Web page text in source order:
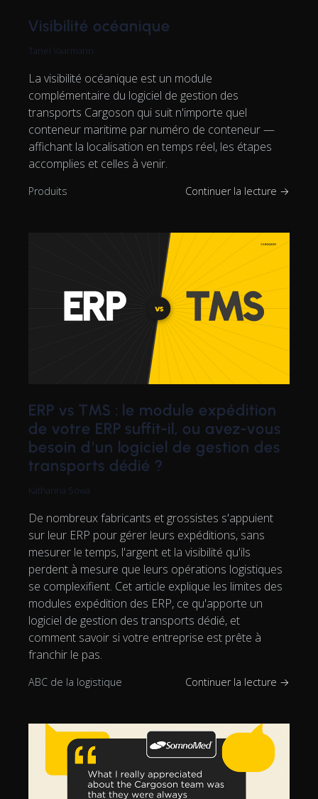
Visibilité océanique
Tanel Vaarmann
La visibilité océanique est un module
complémentaire du logiciel de gestion des
transports Cargoson qui suit n'importe quel
conteneur maritime par numéro de conteneur —
affichant la localisation en temps réel, les étapes
accomplies et celles à venir.
Produits Continuer la lecture →
ERP vs TMS : le module expédition
de votre ERP suffit-il, ou avez-vous
besoin d'un logiciel de gestion des
transports dédié ?
Katharina Sowa
De nombreux fabricants et grossistes s'appuient
sur leur ERP pour gérer leurs expéditions, sans
mesurer le temps, l'argent et la visibilité qu'ils
perdent à mesure que leurs opérations logistiques
se complexifient. Cet article explique les limites des
modules expédition des ERP, ce qu'apporte un
logiciel de gestion des transports dédié, et
comment savoir si votre entreprise est prête à
franchir le pas.
ABC de la logistique Continuer la lecture →